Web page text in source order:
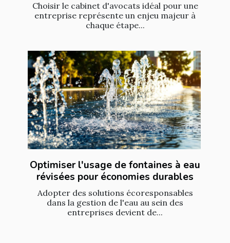
Choisir le cabinet d'avocats idéal pour une
entreprise représente un enjeu majeur à
chaque étape...
Optimiser l'usage de fontaines à eau
révisées pour économies durables
Adopter des solutions écoresponsables
dans la gestion de l'eau au sein des
entreprises devient de...